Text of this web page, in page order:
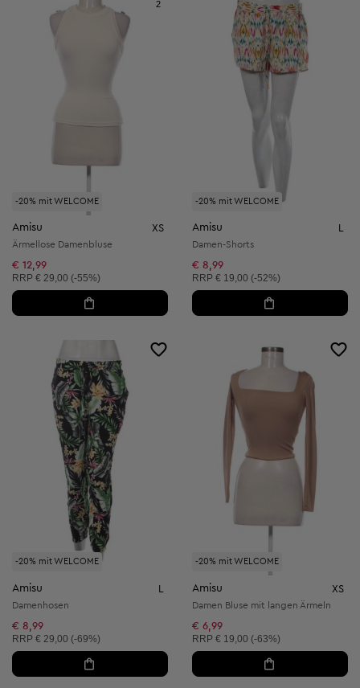
-20% mit WELCOME
2
Amisu XS
Ärmellose Damenbluse
€ 12,99
Unverbindliche Preisempfehlung:
RRP € 29,00 (-55%)
-20% mit WELCOME
Amisu
Damen-Shorts
€ 8,99
Unverbindliche Preisempfehlung:
RRP € 19,00 (-52%)
-20% mit WELCOME
Amisu L
Damenhosen
€ 8,99
Unverbindliche Preisempfehlung:
RRP € 29,00 (-69%)
-20% mit WELCOME
Amisu XS
Damen Bluse mit langen Ärmeln
€ 6,99
Unverbindliche Preisempfehlung:
RRP € 19,00 (-63%)